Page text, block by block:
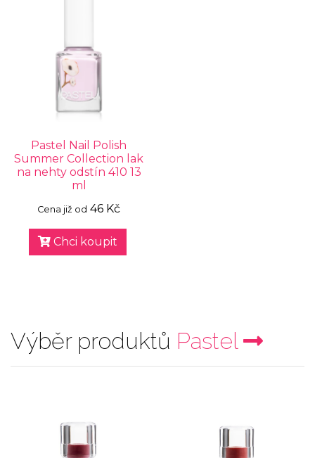
Pastel Nail Polish
Summer Collection lak
na nehty odstín 410 13
ml
Cena již od 46 Kč
Chci koupit
Výběr produktů Pastel